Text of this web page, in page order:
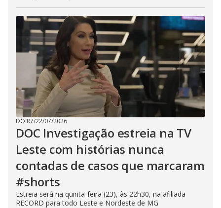
DO R7/22/07/2026
DOC Investigação estreia na TV
Leste com histórias nunca
contadas de casos que marcaram
#shorts
Estreia será na quinta-feira (23), às 22h30, na afiliada
RECORD para todo Leste e Nordeste de MG